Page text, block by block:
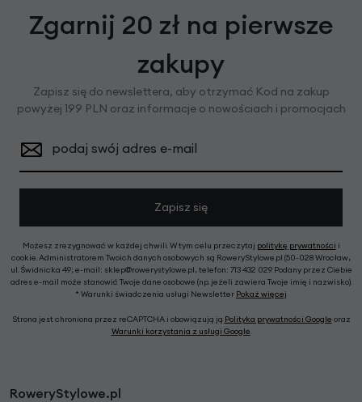
Zgarnij 20 zł na pierwsze
zakupy
Zapisz się do newslettera, aby otrzymać Kod na zakup
powyżej 199 PLN oraz informacje o nowościach i promocjach
podaj swój adres e-mail
Zapisz się
Możesz zrezygnować w każdej chwili. W tym celu przeczytaj politykę prywatności i
cookie. Administratorem Twoich danych osobowych są RoweryStylowe.pl (50-028 Wrocław,
ul. Świdnicka 49; e-mail: sklep@rowerystylowe.pl, telefon: 713 432 029. Podany przez Ciebie
adres e-mail może stanowić Twoje dane osobowe (np. jeżeli zawiera Twoje imię i nazwisko).
* Warunki świadczenia usługi Newsletter Pokaż więcej
Strona jest chroniona przez reCAPTCHA i obowiązują ją Polityka prywatności Google oraz
Warunki korzystania z usługi Google.
RoweryStylowe.pl